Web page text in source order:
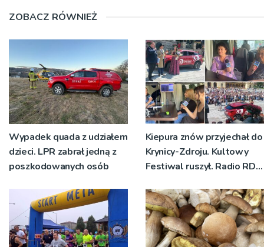
ZOBACZ RÓWNIEŻ
Wypadek quada z udziałem
dzieci. LPR zabrał jedną z
poszkodowanych osób
Kiepura znów przyjechał do
Krynicy-Zdroju. Kultowy
Festiwal ruszył. Radio RDN
żywo [ZDJĘCIA]